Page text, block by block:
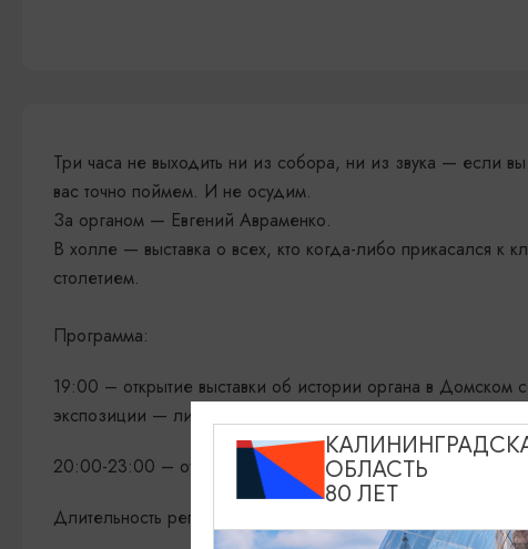
Три часа не выходить ни из собора, ни из звука — если
вас точно поймем. И не осудим.
За органом — Евгений Авраменко.
В холле — выставка о всех, кто когда-либо прикасался к
столетием.
Программа:
19:00 – открытие выставки об истории органа в Домском
экспозиции — личная коллекция Евгения Авраменко и
20:00-23:00 – открытая органная репетиция
Длительность репетиции — 180 минут
ОБЛАСТЬ
80 ЛЕТ